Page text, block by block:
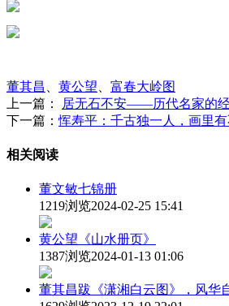
董其昌 黄公望
富春大岭图
上一篇：
居无石不安——历代名家的
下一篇：恽寿平：千古独一人，画里有
相关阅读
董文敏七锦册
1219浏览2024-02-25 15:41
黄公望《山水册页》
1387浏览2024-01-13 01:06
董其昌跋《潇湘白云图》，风华